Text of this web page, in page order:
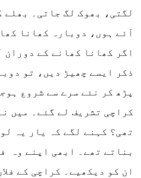
لگتی، بھوک لگ جاتی۔ بھلے
آئے ہوں، دوبارہ کھانا
اگر کھانا کھانے کے دوران
ذکر ایسے چھیڑ دیں، تو
پڑھ کر نئے سرے سے شروع
کراچی تشریف لے گئے۔ میں
تھی؟ کہنے لگے کہ یار یہ
بناتے تھے۔ ابھی اپنے وہ
ان کو دیکھیے۔ کراچی کے